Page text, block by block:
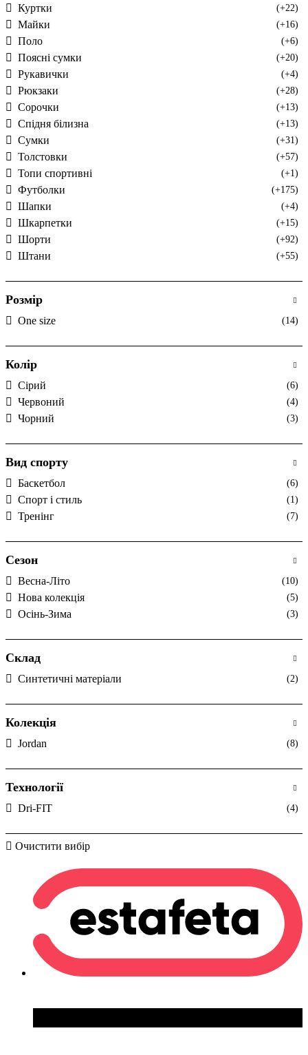
Куртки (+22)
Майки (+16)
Поло (+6)
Поясні сумки (+20)
Рукавички (+4)
Рюкзаки (+28)
Сорочки (+13)
Спідня білизна (+13)
Сумки (+31)
Толстовки (+57)
Топи спортивні (+1)
Футболки (+175)
Шапки (+4)
Шкарпетки (+15)
Шорти (+92)
Штани (+55)
Розмір
One size (14)
Колір
Cірий (6)
Червоний (4)
Чорний (3)
Вид спорту
Баскетбол (6)
Спорт і стиль (1)
Тренінг (7)
Сезон
Весна-Літо (10)
Нова колекція (5)
Осінь-Зима (3)
Склад
Синтетичні матеріали (2)
Колекція
Jordan (8)
Технології
Dri-FIT (4)
Очистити вибір